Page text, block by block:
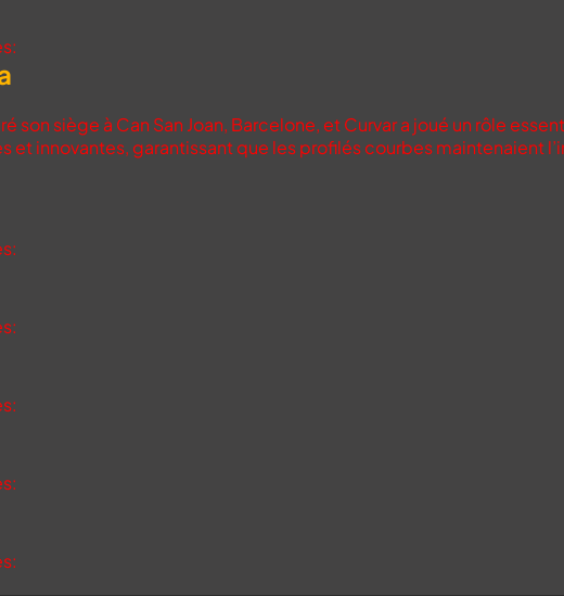
son siège à Can San Joan, Barcelone, et Curvar a joué un rôle
innovantes, garantissant que les profilés courbes maintenaient